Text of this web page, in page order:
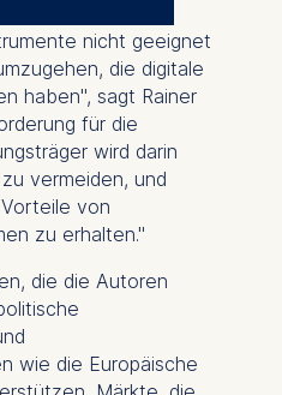
sind zunehmend
nicht geeignet
die digitale
haben", sagt Rainer
für die
wird darin
vermeiden, und
von
zu erhalten."
die die Autoren
wie die Europäische
responsible
is
School of
and
10178 Berlin,
website